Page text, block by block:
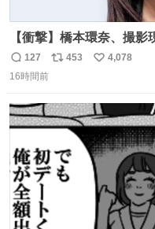
【衝撃】橋本環奈、撮
「警察が来てました」
橋本は「撮影現場で照明
述懐。専門家も「銅の価
反応した。
返
信
127
リ
ト
数
453
い
数
4,078
16時間前